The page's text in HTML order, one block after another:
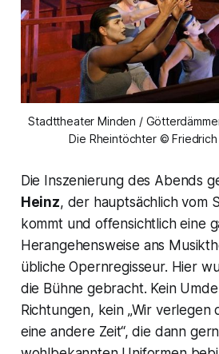
Stadttheater Minden /
Die Rheintöchter ©
Die Inszenierung des Abends
Heinz, der hauptsächlich vom
kommt und offensichtlich eine
Herangehensweise ans
übliche Opernregisseur. Hier
die Bühne gebracht. Kein
Richtungen, kein „Wir verlegen
eine andere Zeit“, die dann